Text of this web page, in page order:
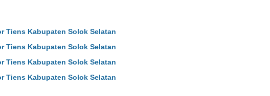
Tiens Kabupaten Solok Selatan
Tiens Kabupaten Solok Selatan
Tiens Kabupaten Solok Selatan
Tiens Kabupaten Solok Selatan